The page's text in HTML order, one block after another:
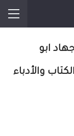
ابو
والأدباء